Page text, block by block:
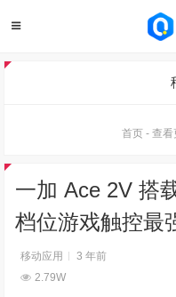
首页 - 查看
一加 Ace 2V 搭
档位游戏触控最
移动应用
3 年前
2.79W